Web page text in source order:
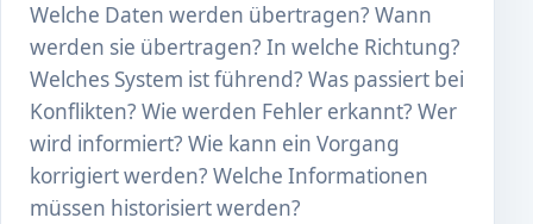
Welche Daten werden übertragen? Wann
werden sie übertragen? In welche Richtung?
Welches System ist führend? Was passiert bei
Konflikten? Wie werden Fehler erkannt? Wer
wird informiert? Wie kann ein Vorgang
korrigiert werden? Welche Informationen
müssen historisiert werden?